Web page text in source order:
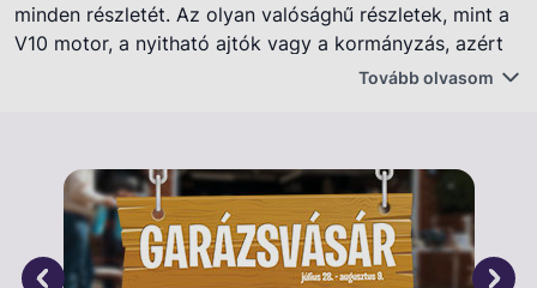
minden részletét. Az olyan valósághű részletek, mint a
V10 motor, a nyitható ajtók vagy a kormányzás, azért
készültek, hogy lenyűgözzék a szuper sportautók
Nagyszerű bevezetés a mérnöki tudományokba.
A megépíthető LEGO Technic modellkészletek
valósághű mozgásokkal és szerkezetekkel vannak
ellátva, amelyek közérthető és realisztikus módon
Tovább olvasom